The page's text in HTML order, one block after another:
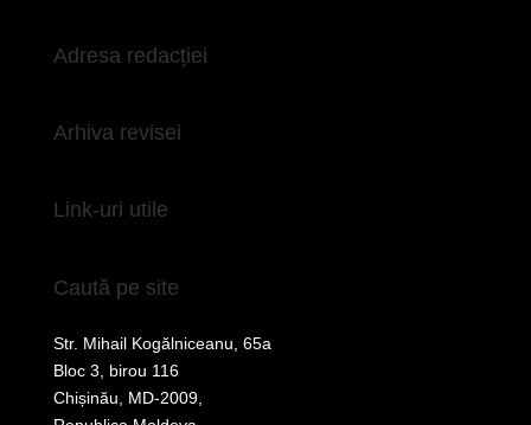
Adresa redacției
Arhiva revisei
Link-uri utile
Caută pe site
Str. Mihail Kogălniceanu, 65a
Bloc 3, birou 116
Chișinău, MD-2009,